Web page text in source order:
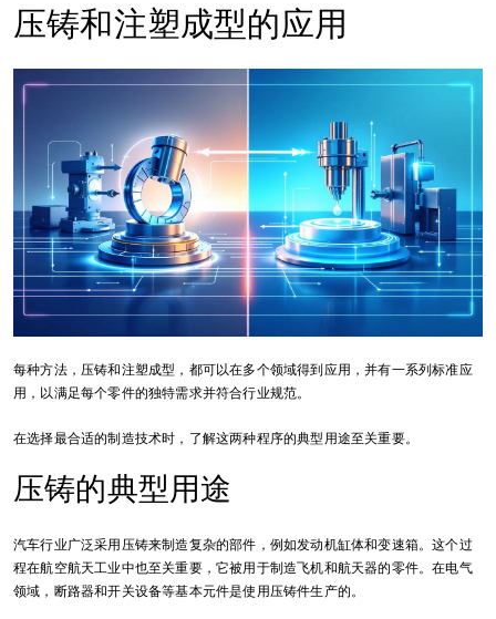
压铸和注塑成型的应用
每种方法，压铸和注塑成型，都可以在多个领域得到应用，并有一系列标准应
用，以满足每个零件的独特需求并符合行业规范。
在选择最合适的制造技术时，了解这两种程序的典型用途至关重要。
压铸的典型用途
汽车行业广泛采用压铸来制造复杂的部件，例如发动机缸体和变速箱。这个过
程在航空航天工业中也至关重要，它被用于制造飞机和航天器的零件。在电气
领域，断路器和开关设备等基本元件是使用压铸件生产的。